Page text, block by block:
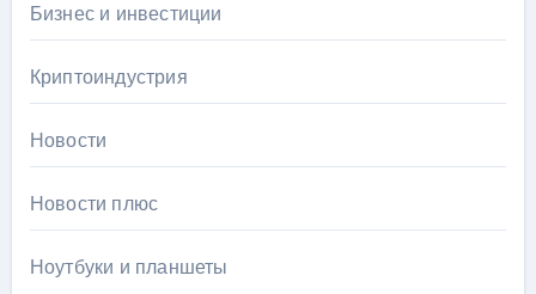
Бизнес и инвестиции
Криптоиндустрия
Новости
Новости плюс
Ноутбуки и планшеты